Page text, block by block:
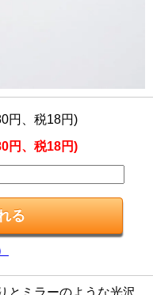
円、税18円)
円、税18円)
とミラーのような光沢